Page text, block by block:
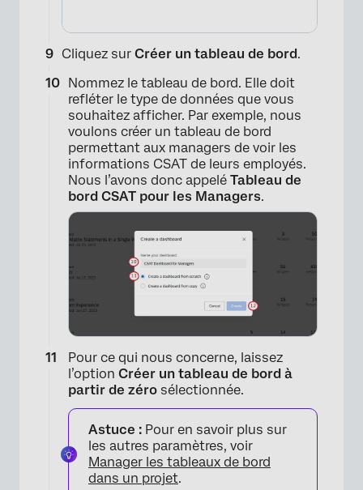
×
Cliquez sur Créer un tableau de bord.
Nommez le tableau de bord. Elle doit
refléter le type de données que vous
souhaitez afficher. Par exemple, nous
voulons créer un tableau de bord
permettant aux managers de voir les
informations CSAT de leurs employés.
Nous l’avons donc appelé Tableau de
bord CSAT pour les Managers.
Pour ce qui nous concerne, laissez
l’option Créer un tableau de bord à
partir de zéro sélectionnée.
Astuce : Pour en savoir plus sur
les autres paramètres, voir
Manager les tableaux de bord
dans un projet.